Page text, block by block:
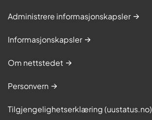
Administrere informasjonskapsler
Informasjonskapsler
Om nettstedet
Personvern
Tilgjengelighetserklæring (uustatus.no)